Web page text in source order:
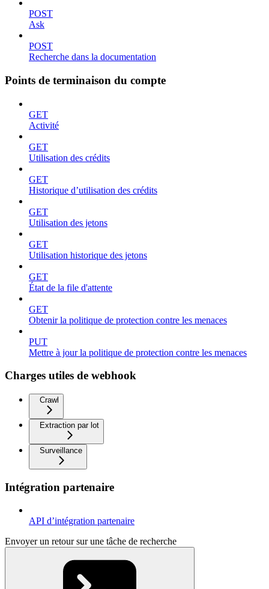
POST
Ask
POST
Recherche dans la documentation
Points de terminaison du compte
GET
Activité
GET
Utilisation des crédits
GET
Historique d’utilisation des crédits
GET
Utilisation des jetons
GET
Utilisation historique des jetons
GET
État de la file d'attente
GET
Obtenir la politique de protection contre les menaces
PUT
Mettre à jour la politique de protection contre les menaces
Charges utiles de webhook
Crawl
Extraction par lot
Surveillance
Intégration partenaire
API d’intégration partenaire
Envoyer un retour sur une tâche de recherche